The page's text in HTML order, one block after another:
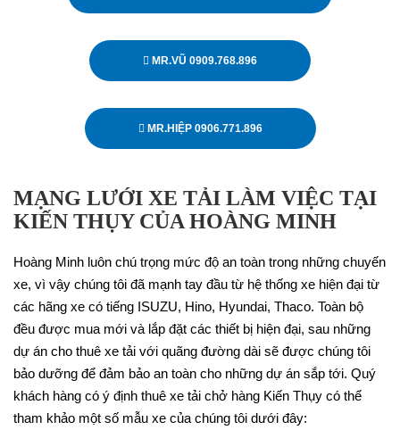
MR.VŨ 0909.768.896
MR.HIỆP 0906.771.896
MẠNG LƯỚI XE TẢI LÀM VIỆC TẠI
KIẾN THỤY CỦA HOÀNG MINH
Hoàng Minh luôn chú trọng mức độ an toàn trong những chuyến
xe, vì vậy chúng tôi đã mạnh tay đầu từ hệ thống xe hiện đại từ
các hãng xe có tiếng ISUZU, Hino, Hyundai, Thaco. Toàn bộ
đều được mua mới và lắp đặt các thiết bị hiện đại, sau những
dự án cho thuê xe tải với quãng đường dài sẽ được chúng tôi
bảo dưỡng để đảm bảo an toàn cho những dự án sắp tới. Quý
khách hàng có ý định thuê xe tải chở hàng Kiến Thụy có thể
tham khảo một số mẫu xe của chúng tôi dưới đây: